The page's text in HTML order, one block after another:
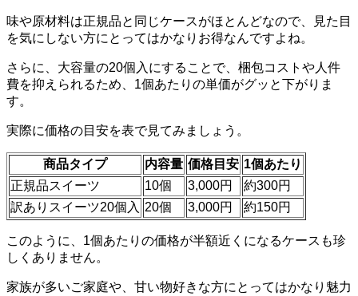
味や原材料は正規品と同じケースがほとんどなので、見た目
を気にしない方にとってはかなりお得なんですよね。
さらに、大容量の20個入にすることで、梱包コストや人件
費を抑えられるため、1個あたりの単価がグッと下がりま
す。
実際に価格の目安を表で見てみましょう。
商品タイプ 内容量 価格目安 1個あたり
正規品スイーツ
10個 3,000円
約300円
訳ありスイーツ20個入 20個 3,000円 約150円
このように、1個あたりの価格が半額近くになるケースも珍
しくありません。
家族が多いご家庭や、甘い物好きな方にとってはかなり魅力